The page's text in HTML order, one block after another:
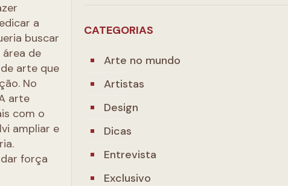
a
buscar
de
arte que
No
arte
com o
ampliar e
força
CATEGORIAS
Arte no mundo
Artistas
Design
Dicas
Entrevista
Exclusivo